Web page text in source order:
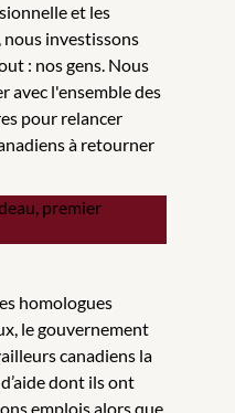
et les
nous investissons
: nos gens. Nous
avec l'ensemble des
pour relancer
à retourner
premier
homologues
le gouvernement
canadiens la
dont ils ont
emplois alors que